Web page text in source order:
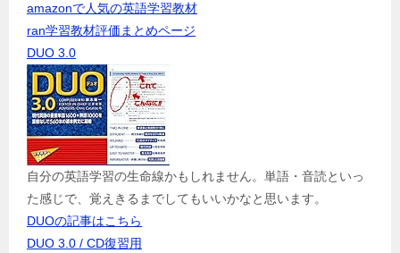
amazonで人気の英語学習教材
ran学習教材評価まとめページ
DUO 3.0
自分の英語学習の生命線かもしれません。単語・音読といっ
た感じで、覚えきるまでしてもいいかなと思います。
DUOの記事はこちら
DUO 3.0 / CD復習用